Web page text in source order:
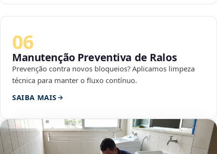
06
Manutenção Preventiva de Ralos
Prevenção contra novos bloqueios? Aplicamos limpeza
técnica para manter o fluxo contínuo.
SAIBA MAIS